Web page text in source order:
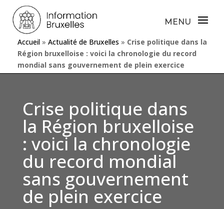
Accueil » Actualité de Bruxelles » Crise politique dans la
Région bruxelloise : voici la chronologie du record
mondial sans gouvernement de plein exercice
Crise politique dans
la Région bruxelloise
: voici la chronologie
du record mondial
sans gouvernement
de plein exercice